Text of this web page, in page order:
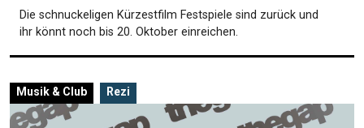
Die schnuckeligen Kürzestfilm Festspiele sind zurück und
ihr könnt noch bis 20. Oktober einreichen.
Musik & Club Rezi